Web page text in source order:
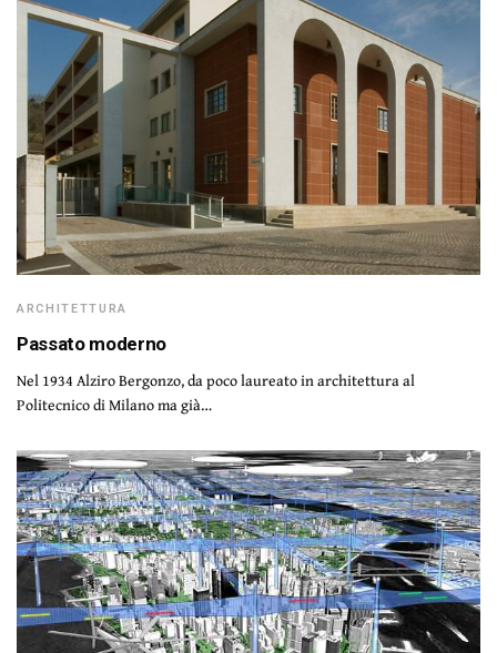
ARCHITETTURA
Passato moderno
Nel 1934 Alziro Bergonzo, da poco laureato in architettura al
Politecnico di Milano ma già…